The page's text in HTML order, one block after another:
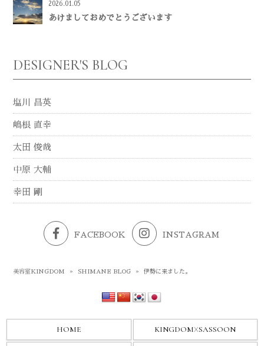
2026.01.05
あけましておめでとうございます
DESIGNER'S BLOG
塩川 昌英
嶋根 直幸
太田 俊哉
中原 大輔
幸田 剛
FACEBOOK INSTAGRAM
美容室KINGDOM » SHIMANE BLOG » 伊勢に来ました。
HOME KINGDOMXSASSOON